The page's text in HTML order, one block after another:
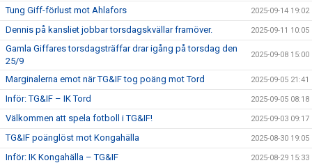
Tung Giff-förlust mot Ahlafors 2025-09-14 19:02
Dennis på kansliet jobbar torsdagskvällar framöver. 2025-09-11 10:05
Gamla Giffares torsdagsträffar drar igång på torsdag den
25/9
2025-09-08 15:00
Marginalerna emot när TG&IF tog poäng mot Tord 2025-09-05 21:41
Inför: TG&IF – IK Tord 2025-09-05 08:18
Välkommen att spela fotboll i TG&IF! 2025-09-03 09:17
TG&IF poänglöst mot Kongahälla 2025-08-30 19:05
Inför: IK Kongahälla – TG&IF 2025-08-29 15:33